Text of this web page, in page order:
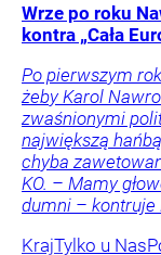
Wrze po roku
kontra „Cała
Po pierwszym
żeby Karol
zwaśnionymi
największą
chyba
KO. – Mamy
dumni – kontruje
KrajTylko u Nas